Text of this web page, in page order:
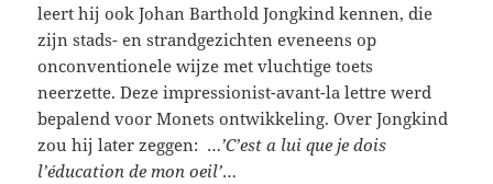
leert hij ook Johan Barthold Jongkind kennen, die
zijn stads- en strandgezichten eveneens op
onconventionele wijze met vluchtige toets
neerzette. Deze impressionist-avant-la lettre werd
bepalend voor Monets ontwikkeling. Over Jongkind
zou hij later zeggen: …’C’est a lui que je dois
l’éducation de mon oeil’…